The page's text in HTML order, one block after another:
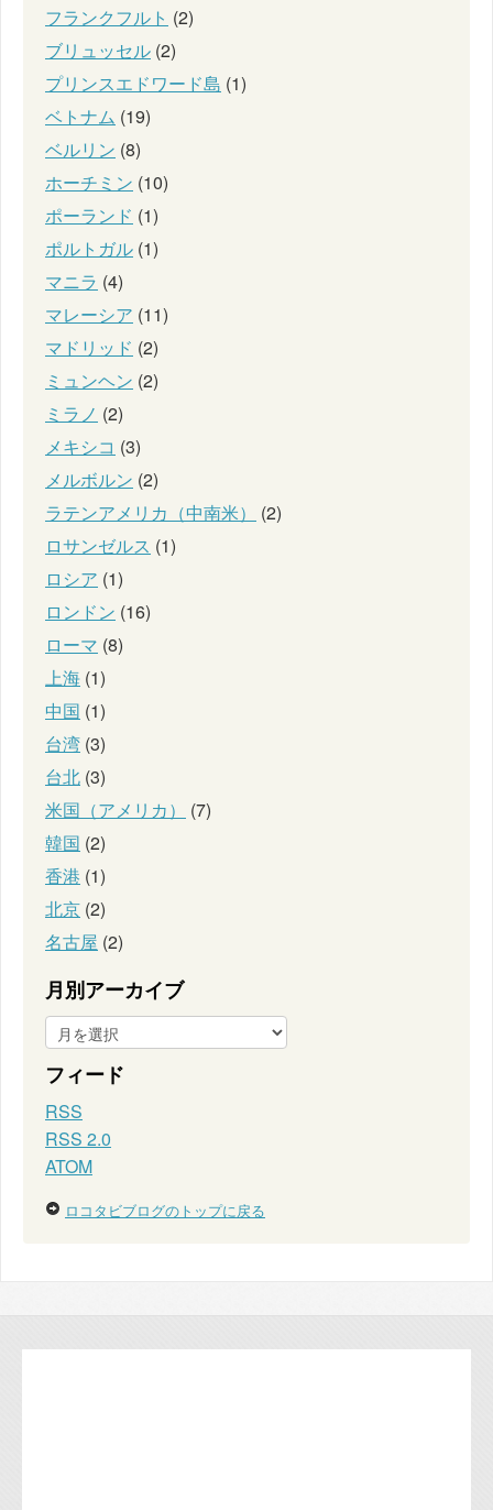
フランクフルト (2)
ブリュッセル (2)
プリンスエドワード島 (1)
ベトナム (19)
ベルリン (8)
ホーチミン (10)
ポーランド (1)
ポルトガル (1)
マニラ (4)
マレーシア (11)
マドリッド (2)
ミュンヘン (2)
ミラノ (2)
メキシコ (3)
メルボルン (2)
ラテンアメリカ（中南米）
(2)
ロサンゼルス (1)
ロシア (1)
ロンドン (16)
ローマ (8)
上海 (1)
中国 (1)
台湾 (3)
台北 (3)
米国（アメリカ）
(7)
韓国 (2)
香港 (1)
北京 (2)
名古屋 (2)
月別アーカイブ
フィード
RSS
RSS 2.0
ATOM
ロコタビブログのトップに戻る